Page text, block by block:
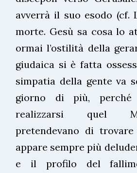
avverrà il suo esodo (cf.
morte. Gesù sa cosa lo
ormai l’ostilità della
giudaica si è fatta
simpatia della gente va
giorno di più, perché
realizzarsi quel
pretendevano di
appare sempre più
e il profilo del